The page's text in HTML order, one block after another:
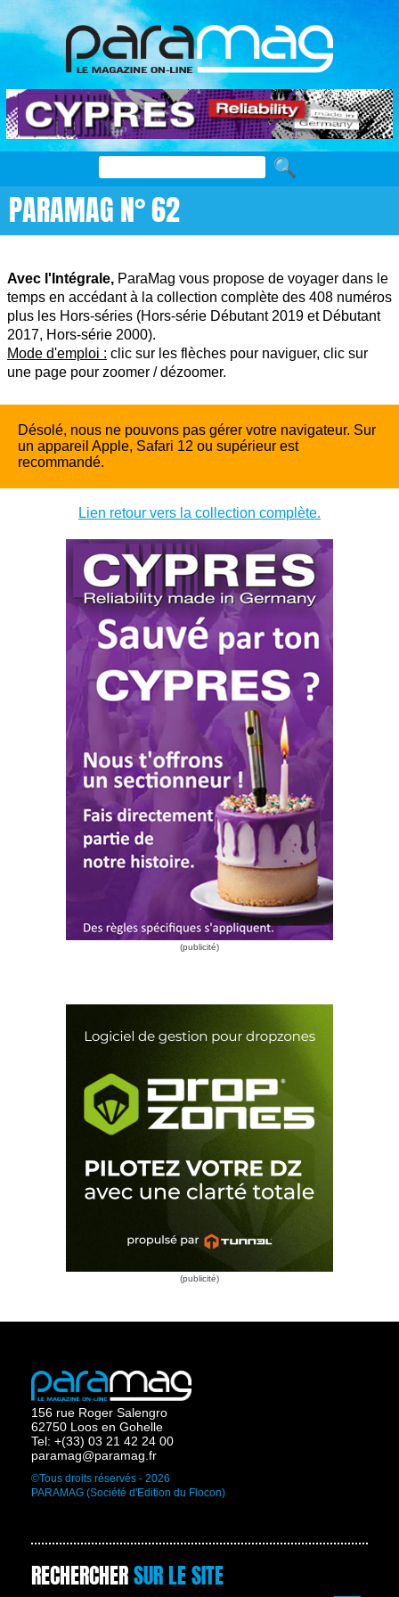
PARAMAG N° 62
Avec l'Intégrale, ParaMag vous propose de voyager dans le
temps en accédant à la collection complète des 408 numéros
plus les Hors-séries (Hors-série Débutant 2019 et Débutant
2017, Hors-série 2000).
Mode d'emploi : clic sur les flèches pour naviguer, clic sur
une page pour zoomer / dézoomer.
Désolé, nous ne pouvons pas gérer votre navigateur. Sur
un appareil Apple, Safari 12 ou supérieur est
recommandé.
Lien retour vers la collection complète.
156 rue Roger Salengro
62750 Loos en Gohelle
Tel: +(33) 03 21 42 24 00
paramag@paramag.fr
©Tous droits réservés - 2026
PARAMAG (Société d'Edition du Flocon)
RECHERCHERSUR LE SITE